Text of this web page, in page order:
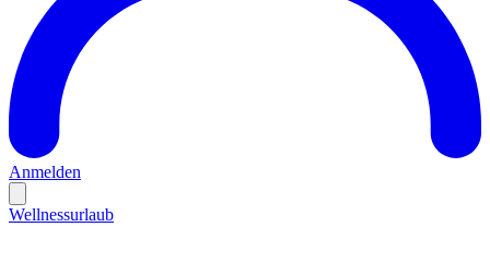
Anmelden
Wellnessurlaub